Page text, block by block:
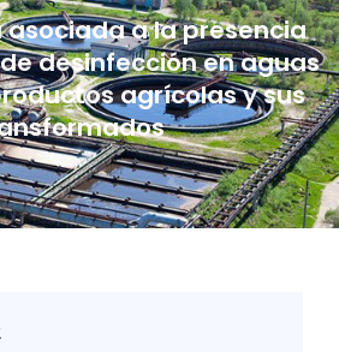
a la presencia
desinfección en aguas
agrícolas y sus